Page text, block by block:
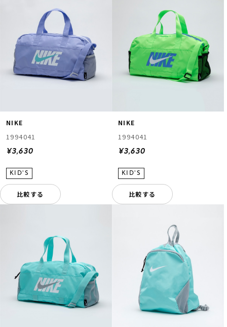
NIKE
1994041
¥3,630
比較する
NIKE
1994041
¥3,630
比較する